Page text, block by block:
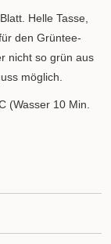
Helle Tasse,
den Grüntee-
nicht so grün aus
möglich.
(Wasser 10 Min.